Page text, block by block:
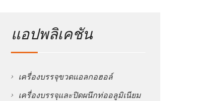
แอปพลิเคชัน
เครื่องบรรจุขวดแอลกอฮอล์
เครื่องบรรจุและปิดผนึกท่ออลูมิเนียม